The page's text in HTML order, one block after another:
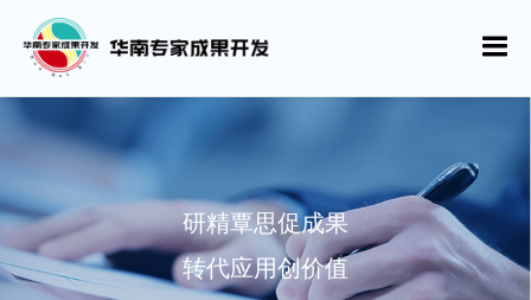
研精覃思促成果
转代应用创价值